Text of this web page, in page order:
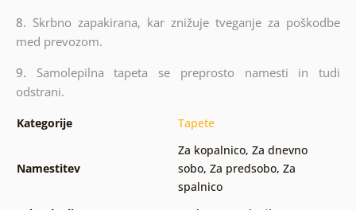
8. Skrbno zapakirana, kar znižuje tveganje za poškodbe
med prevozom.
9. Samolepilna tapeta se preprosto namesti in tudi
odstrani.
Kategorije Tapete
Namestitev
Za kopalnico, Za dnevno
sobo, Za predsobo, Za
spalnico